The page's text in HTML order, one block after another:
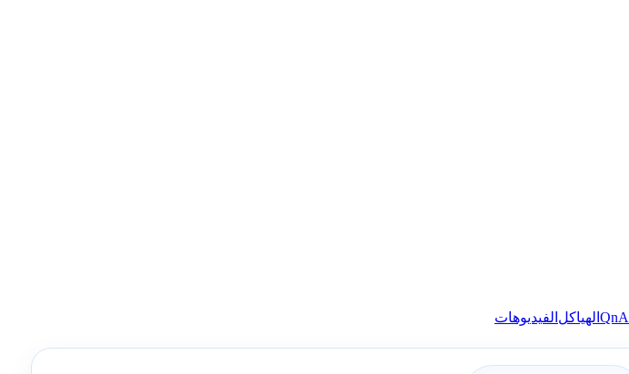
QnA الهياكل الفيديوهات